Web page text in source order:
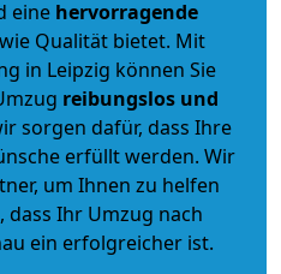
eine hervorragende
Qualität bietet. Mit
in Leipzig können Sie
reibungslos und
sorgen dafür, dass Ihre
erfüllt werden. Wir
um Ihnen zu helfen
dass Ihr Umzug nach
ein erfolgreicher ist.